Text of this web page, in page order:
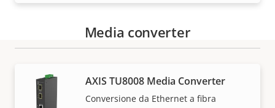
Media converter
AXIS TU8008 Media Converter
Conversione da Ethernet a fibra
Supporto e risorse